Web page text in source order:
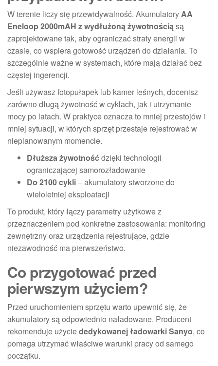
W terenie liczy się przewidywalność. AkumulatoryAA
Eneloop 2000mAH z wydłużoną żywotnościąsą
zaprojektowane tak, aby ograniczać straty energii w
czasie, co wspiera gotowość urządzeń do działania. To
szczególnie ważne w systemach, które mają działać bez
częstej ingerencji.
Jeśli używasz fotopułapek lub kamer leśnych, docenisz
zarówno długą żywotność w cyklach, jak i utrzymanie
mocy po latach. W praktyce oznacza to mniej przestojów i
mniej sytuacji, w których sprzęt przestaje rejestrować w
nieplanowanym momencie.
Dłuższa żywotność dzięki technologii
ograniczającej samorozładowanie
Do 2100 cykli– akumulatory stworzone do
wieloletniej eksploatacji
To produkt, który łączy parametry użytkowe z
przeznaczeniem pod konkretne zastosowania: monitoring
zewnętrzny oraz urządzenia rejestrujące, gdzie
niezawodność ma pierwszeństwo.
Co przygotować przed
pierwszym użyciem?
Przed uruchomieniem sprzętu warto upewnić się, że
akumulatory są odpowiednio naładowane. Producent
rekomenduje użyciededykowanej ładowarki Sanyo, co
pomaga utrzymać właściwe warunki pracy od samego
początku.